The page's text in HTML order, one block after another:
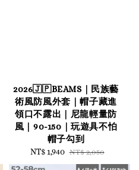
2026🇯🇵BEAMS｜民族藝
術風防風外套｜帽子藏進
領口不露出｜尼龍輕量防
風｜90-150｜玩遊具不怕
帽子勾到
Sale
price
NT$ 1,940 Regular
price
NT$ 2,050